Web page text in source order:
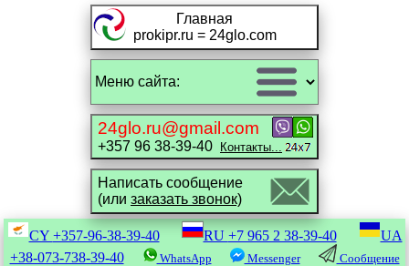
Главная
prokipr.ru = 24glo.com
24glo.ru@gmail.com
+357 96 38-39-40 Контакты...
Написать сообщение
(или заказать звонок)
CY +357-96-38-39-40 RU +7 965 2 38-39-40
UA
+38-073-738-39-40
WhatsApp Messenger
Сообщение